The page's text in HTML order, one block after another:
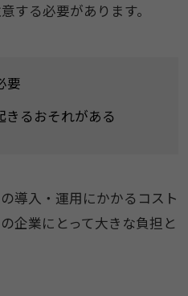
する必要があります。
要
きるおそれがある
導入・運用にかかるコスト
企業にとって大きな負担と